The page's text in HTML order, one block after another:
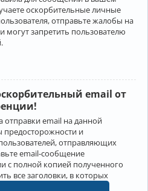
оскорбительные личные
отправьте жалобы на
запретить пользователю
email от
email на данной
и
отправляющих
email-сообщение
с полной копией полученного
все заголовки, в которых